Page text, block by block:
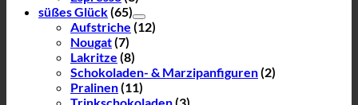
süßes Glück(65)
Aufstriche (12)
Nougat(7)
Lakritze (8)
Schokoladen- & Marzipanfiguren(2)
Pralinen(11)